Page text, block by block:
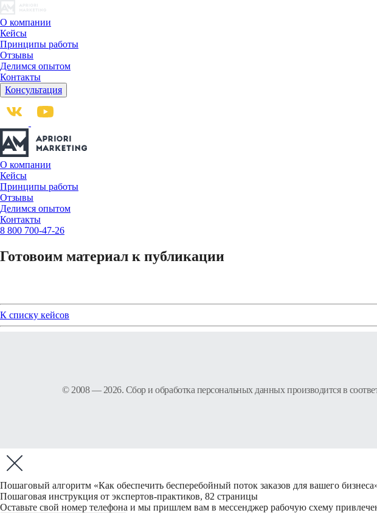
О компании
Кейсы
Принципы работы
Отзывы
Делимся опытом
Контакты
Консультация
О компании
Кейсы
Принципы работы
Отзывы
Делимся опытом
Контакты
8 800 700-47-26
Готовоим материал к публикации
К списку кейсов
© 2008 — 2026. Сбор и обработка персональных данных производится в
Пошаговый алгоритм «Как обеспечить бесперебойный поток заказов для вашего
Пошаговая инструкция от экспертов-практиков, 82 страницы
Оставьте свой номер телефона и мы пришлем вам в мессенджер рабочую схему